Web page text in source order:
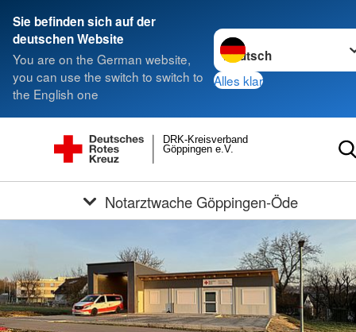
Sie befinden sich auf der
deutschen Website
You are on the German website,
you can use the switch to switch to
the English one
Sprache wechseln zu
Alles klar
Göppingen e.V.
DRK-Kreisverband
Notarztwache Göppingen-Öde